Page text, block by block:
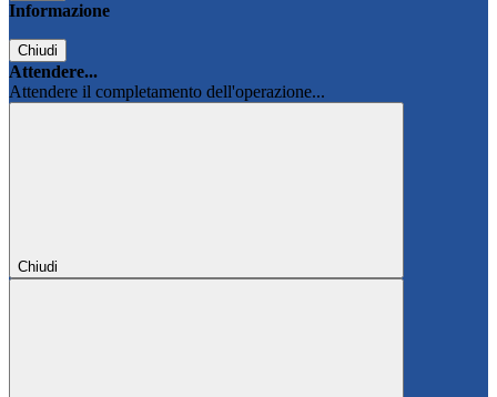
Informazione
Chiudi
Attendere...
Attendere il completamento dell'operazione...
Chiudi